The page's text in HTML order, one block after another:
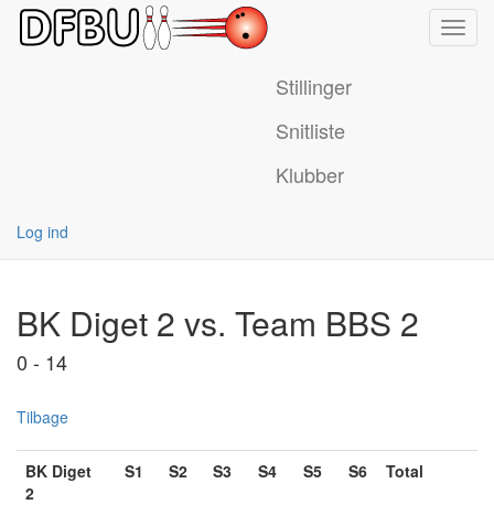
Stillinger
Snitliste
Klubber
Log ind
BK Diget 2 vs. Team BBS 2
0 - 14
Tilbage
BK Diget
2
S1 S2 S3 S4 S5 S6 Total